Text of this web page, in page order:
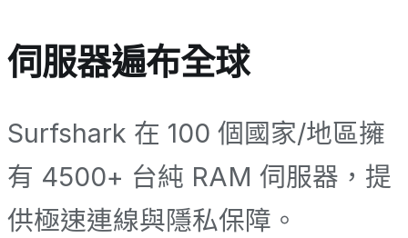
伺服器遍布全球
Surfshark 在 100 個國家/地區擁
有 4500+ 台純 RAM 伺服器，提
供極速連線與隱私保障。